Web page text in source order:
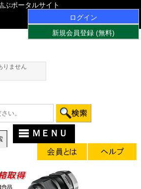
ぶポータルサイト
ログイン
新規会員登録 (無料)
りません
ＭＥＮＵ